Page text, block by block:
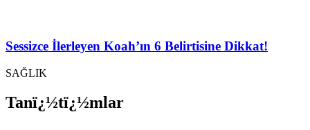
Sessizce İlerleyen Koah’ın 6 Belirtisine Dikkat!
SAĞLIK
Tanï¿½tï¿½mlar